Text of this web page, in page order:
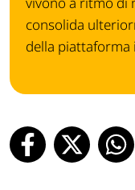
consolida
della